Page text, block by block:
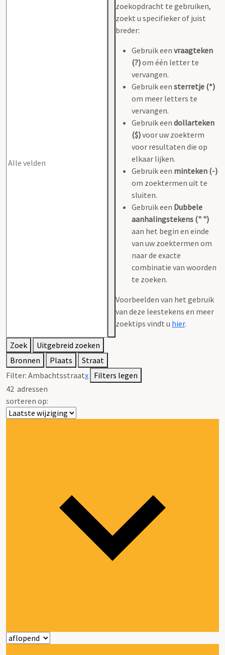
zoekopdracht te gebruiken,
zoekt u specifieker of juist
breder:
Gebruik een vraagteken
(?)om één letter te
vervangen.
Gebruik een sterretje (*)
om meer letters te
vervangen.
Gebruik een dollarteken
($)voor uw zoekterm
voor resultaten die op
elkaar lijken.
Gebruik een minteken (-)
om zoektermen uit te
sluiten.
Gebruik een Dubbele
aanhalingstekens (" ")
aan het begin en einde
van uw zoektermen om
naar de exacte
combinatie van woorden
te zoeken.
Voorbeelden van het gebruik
van deze leestekens en meer
zoektips vindt u hier.
Zoek
Uitgebreid zoeken
Bronnen
Plaats
Straat
Filter: Ambachtsstraatx Filters legen
42 adressen
sorteren op: